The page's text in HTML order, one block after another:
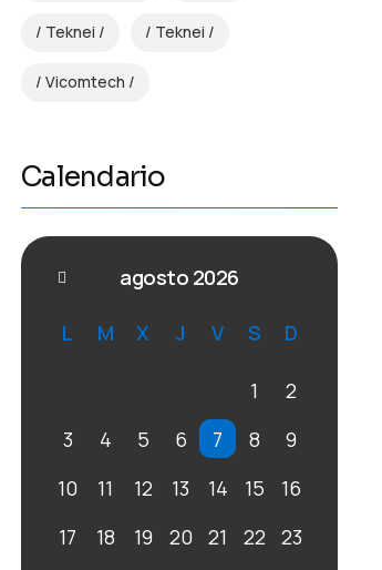
Teknei Teknei
Vicomtech
Calendario
agosto 2026
L M X J V S D
1
2
3
4 5 6 7 8
9
10
11 12 13 14 15
16
17
18 19 20 21 22
23